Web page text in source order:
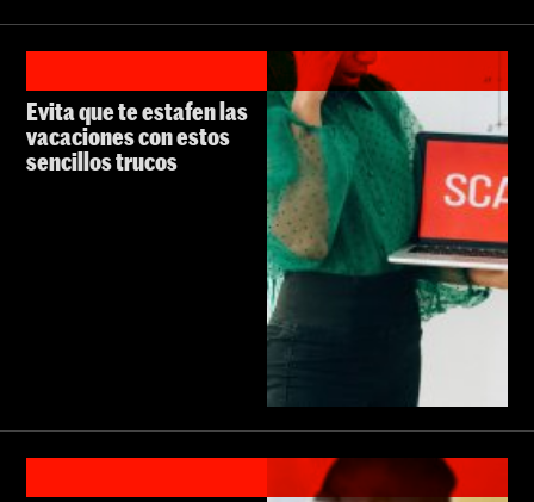
Evita que te estafen las
vacaciones con estos
sencillos trucos